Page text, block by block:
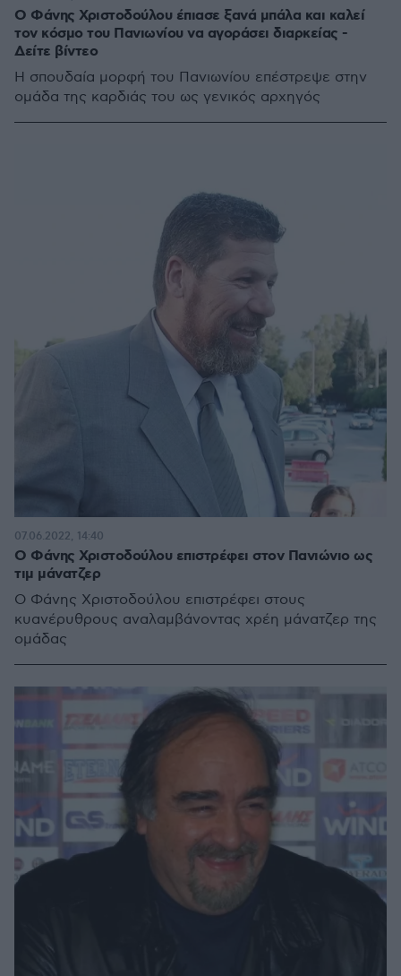
Ο Φάνης Χριστοδούλου έπιασε ξανά μπάλα και καλεί
τον κόσμο του Πανιωνίου να αγοράσει διαρκείας -
Δείτε βίντεο
Η σπουδαία μορφή του Πανιωνίου επέστρεψε στην
ομάδα της καρδιάς του ως γενικός αρχηγός
Ο Φάνης Χριστοδούλου επιστρέφει στον Πανιώνιο ως
τιμ μάνατζερ
Ο Φάνης Χριστοδούλου επιστρέφει στους
κυανέρυθρους αναλαμβάνοντας χρέη μάνατζερ της
ομάδας
07.06.2022, 14:40